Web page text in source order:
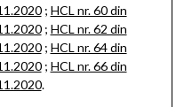
; HCL nr. 60 din
; HCL nr. 62 din
; HCL nr. 64 din
; HCL nr. 66 din
.